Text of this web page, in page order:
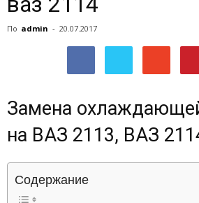
Лада
По admin - 20.07.2017
Замена
на ВАЗ 2113, ВАЗ
Содержание